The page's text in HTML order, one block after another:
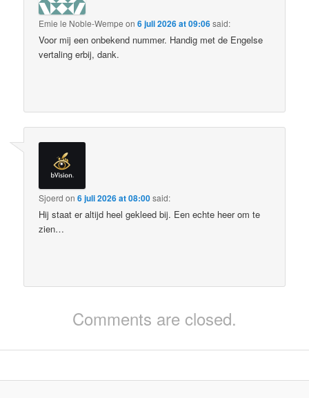
Emie le Noble-Wempe on6 juli 2026 at 09:06said:
Voor mij een onbekend nummer. Handig met de Engelse
vertaling erbij, dank.
Sjoerd on6 juli 2026 at 08:00said:
Hij staat er altijd heel gekleed bij. Een echte heer om te
zien…
Comments are closed.